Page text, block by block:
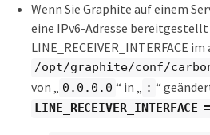
Wenn Sie Graphite auf einem
eine IPv6-Adresse
LINE_RECEIVER_INTERFACE
/opt/graphite/conf/
von „
0.0.0.0 “ in „ : “
LINE_RECEIVER_INTERFACE